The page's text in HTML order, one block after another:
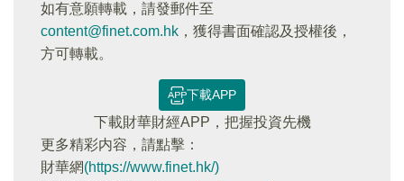
如有意願轉載，請發郵件至
content@finet.com.hk ，獲得書面確認及授權後，
方可轉載。
下載APP
下載財華財經APP，把握投資先機
更多精彩内容，請點擊：
財華網(https://www.finet.hk/)